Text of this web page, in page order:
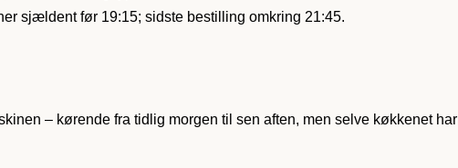
sjældent før 19:15; sidste bestilling omkring 21:45.
– kørende fra tidlig morgen til sen aften, men selve køkkenet har